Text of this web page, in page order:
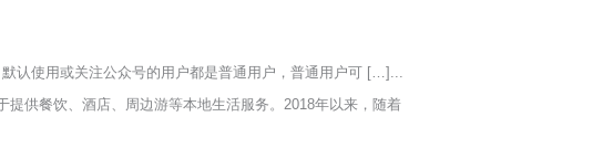
认使用或关注公众号的用户都是普通用户，普通用户可 […]...
提供餐饮、酒店、周边游等本地生活服务。2018年以来，随着